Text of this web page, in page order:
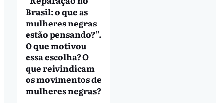
Brasil: o que as
mulheres negras
estão pensando?”.
O que motivou
essa escolha? O
que reivindicam
os movimentos de
mulheres negras?